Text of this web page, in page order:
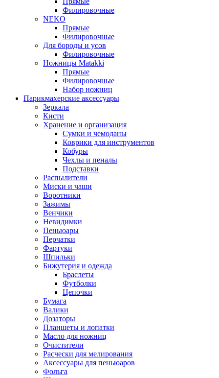
Филировочные
NEKO
Прямые
Филировочные
Для бороды и усов
Филировочные
Ножницы Matakki
Прямые
Филировочные
Набор ножниц
Парикмахерские аксессуары
Зеркала
Кисти
Хранение и организация
Сумки и чемоданы
Коврики для инструментов
Кобуры
Чехлы и пеналы
Подставки
Распылители
Миски и чаши
Воротники
Зажимы
Венчики
Невидимки
Пеньюары
Перчатки
Фартуки
Шпильки
Бижутерия и одежда
Браслеты
Футболки
Цепочки
Бумага
Валики
Дозаторы
Планшеты и лопатки
Масло для ножниц
Очистители
Расчески для мелирования
Аксессуары для пеньюаров
Фольга